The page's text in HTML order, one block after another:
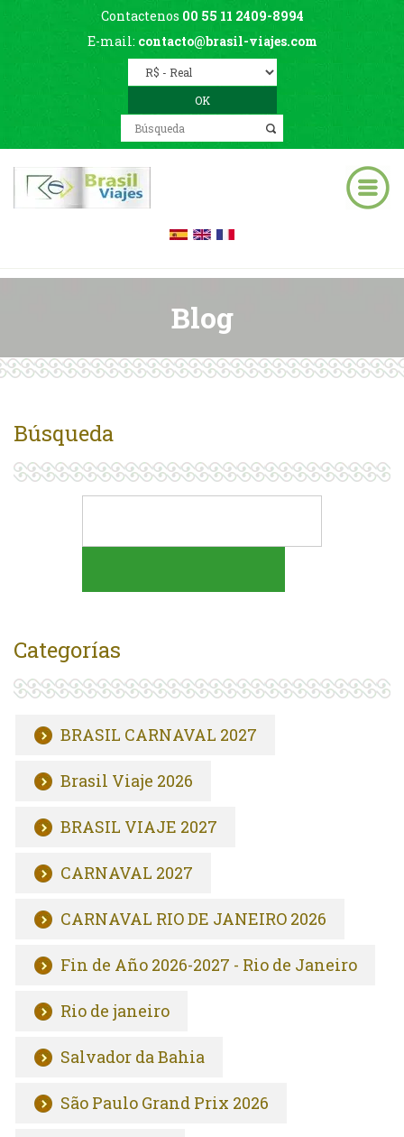
Contactenos 00 55 11 2409-8994
E-mail: contacto@brasil-viajes.com
Blog
Búsqueda
Categorías
BRASIL CARNAVAL 2027
Brasil Viaje 2026
BRASIL VIAJE 2027
CARNAVAL 2027
CARNAVAL RIO DE JANEIRO 2026
Fin de Año 2026-2027 - Rio de Janeiro
Rio de janeiro
Salvador da Bahia
São Paulo Grand Prix 2026